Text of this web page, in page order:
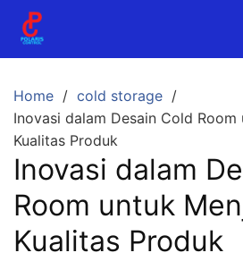
content
Home
cold storage
Inovasi dalam Desain Cold Room
Kualitas Produk
Inovasi dalam
Room untuk
Kualitas Produk